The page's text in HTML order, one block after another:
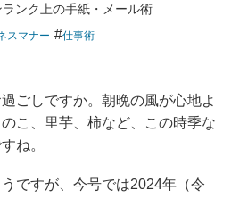
ンク上の手紙・メール術
スマナー #仕事術
ごしですか。朝晩の風が心地よ
こ、里芋、柿など、この時季な
ね。
ですが、今号では2024年（令